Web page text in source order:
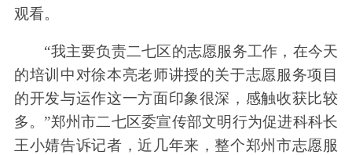
观看。
“我主要负责二七区的志愿服务工作，在今天
的培训中对徐本亮老师讲授的关于志愿服务项目
的开发与运作这一方面印象很深，感触收获比较
多。”郑州市二七区委宣传部文明行为促进科科长
王小婧告诉记者，近几年来，整个郑州市志愿服